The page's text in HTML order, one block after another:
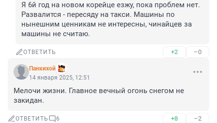
Я 6й год на новом корейце езжу, пока проблем нет.
Развалится - пересяду на такси. Машины по
нынешним ценникам не интересны, чинайцев за
машины не считаю.
ОТВЕТИТЬ +2 –0
Панкихой
14 января 2025, 12:51
Мелочи жизни. Главное вечный огонь снегом не
закидан.
ОТВЕТИТЬ 6 +8 –2